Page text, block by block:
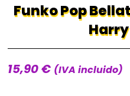
Funko Pop
15,90€ (IVA incluido)